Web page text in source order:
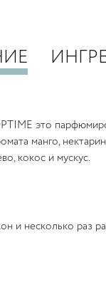
это
манго,
кокос и мускус.
и несколько раз